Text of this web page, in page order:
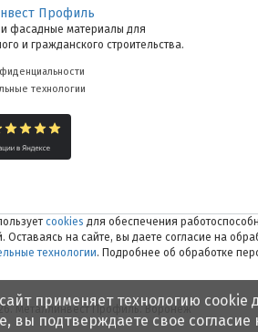
фасадные материалы для
и гражданского строительства.
технологии
cookies для обеспечения
Оставаясь на сайте, вы даете согласие на
технологии. Подробнее об обработке
Металлинвест Профиль. Воронеж
применяет технологию cookie
вы подтверждаете свое